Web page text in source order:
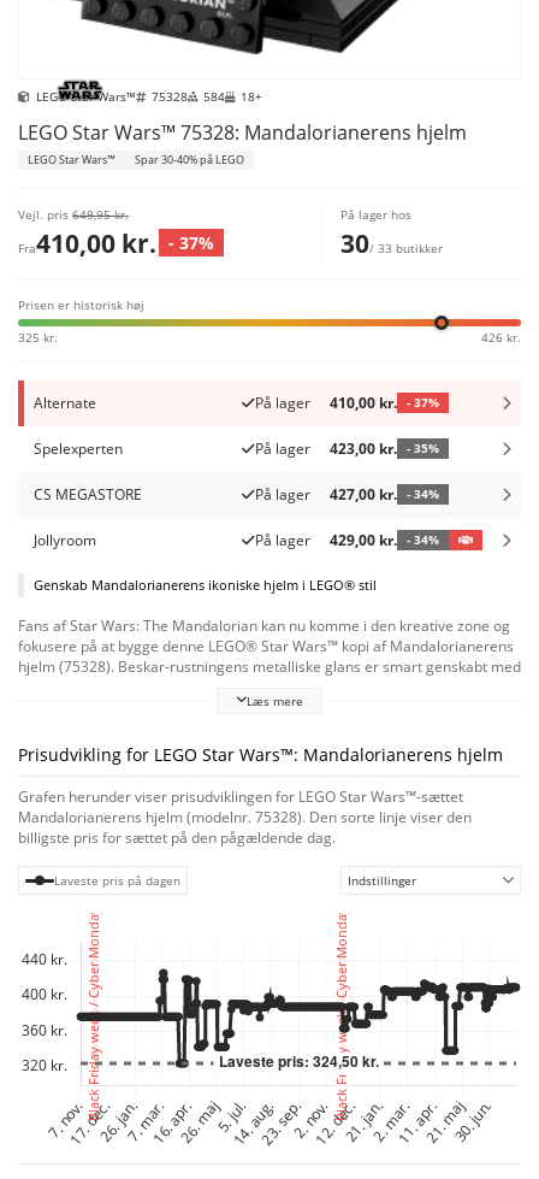
LEGO Star Wars™ 75328 584 18+
LEGO Star Wars™ 75328: Mandalorianerens hjelm
LEGO Star Wars™ Spar 30-40% på LEGO
Vejl. pris 649,95 kr.
Fra410,00 kr. - 37%
På lager hos
30/ 33 butikker
Prisen er historisk høj
325 kr. 426 kr.
Alternate På lager 410,00 kr. - 37%
Spelexperten På lager 423,00 kr. - 35%
CS MEGASTORE På lager 427,00 kr. - 34%
Jollyroom På lager 429,00 kr. - 34%
Genskab Mandalorianerens ikoniske hjelm i LEGO® stil
Fans af Star Wars: The Mandalorian kan nu komme i den kreative zone og
fokusere på at bygge denne LEGO® Star Wars™ kopi af Mandalorianerens
hjelm (75328). Beskar-rustningens metalliske glans er smart genskabt med
mulighed for at fremhæve konturerne i den autentiske kopi. Tilføj den
udstillingsgenstand til hjemmet eller arbejdet. Glæden ved at bygge
Der medfølger trinvis vejledning, der guider dig gennem den fordybende
byggeoplevelse. Og når du er klar til en ny byggeudfordring, kan du føje
andre LEGO Star Wars hjelme, der er nye i marts 2022, til din samling. En
galakse af kreativitet
Det begyndte for længe siden, i en fjern, fjern galakse. Nu fortsætter
sagaen i din stue med LEGO Star Wars sæt, som er specialdesignet til
voksne. Udforsk sortimentet, og find gaver, der begejstrer Star Wars fans
og alle dedikerede LEGO byggere.
Læs mere
Prisudvikling for LEGO Star Wars™: Mandalorianerens hjelm
Grafen herunder viser prisudviklingen for LEGO Star Wars™-sættet
Mandalorianerens hjelm (modelnr. 75328). Den sorte linje viser den
billigste pris for sættet på den pågældende dag.
Laveste pris på dagen Indstillinger